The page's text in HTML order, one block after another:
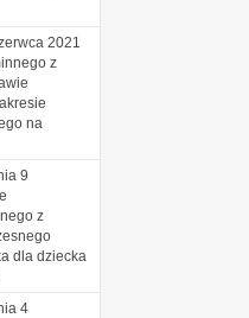
2021
z
na
9
z
dla dziecka
4